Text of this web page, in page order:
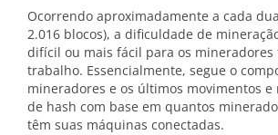
Ocorrendo aproximadamente a cada
2.016 blocos), a dificuldade de
difícil ou mais fácil para os mineradores
trabalho. Essencialmente, segue o
mineradores e os últimos movimentos e
de hash com base em quantos
têm suas máquinas conectadas.